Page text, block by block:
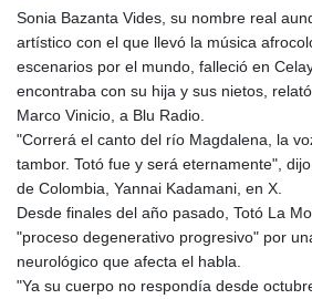
Sonia Bazanta Vides, su nombre real
artístico con el que llevó la música
escenarios por el mundo, falleció en
encontraba con su hija y sus nietos,
Marco Vinicio, a Blu Radio.
"Correrá el canto del río Magdalena, la
tambor. Totó fue y será eternamente",
de Colombia, Yannai Kadamani, en X.
Desde finales del año pasado, Totó La
"proceso degenerativo progresivo" por
neurológico que afecta el habla.
"Ya su cuerpo no respondía desde